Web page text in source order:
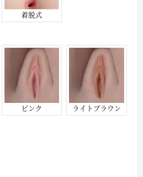
着脱式
ピンク ライトブラウン